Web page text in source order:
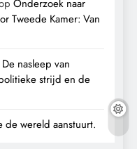
Onderzoek naar
Tweede Kamer: Van
De nasleep van
strijd en de
de wereld aanstuurt.